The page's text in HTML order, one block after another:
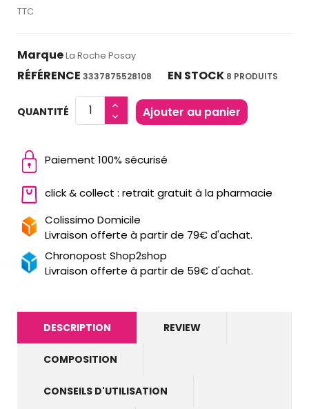
TTC
MarqueLa Roche Posay
RÉFÉRENCE 3337875528108 EN STOCK 8 PRODUITS
QUANTITÉ Ajouter au panier
Paiement 100% sécurisé
click & collect : retrait gratuit à la pharmacie
Colissimo Domicile
Livraison offerte à partir de 79€ d'achat.
Chronopost Shop2shop
Livraison offerte à partir de 59€ d'achat.
DESCRIPTION REVIEW
COMPOSITION
CONSEILS D'UTILISATION